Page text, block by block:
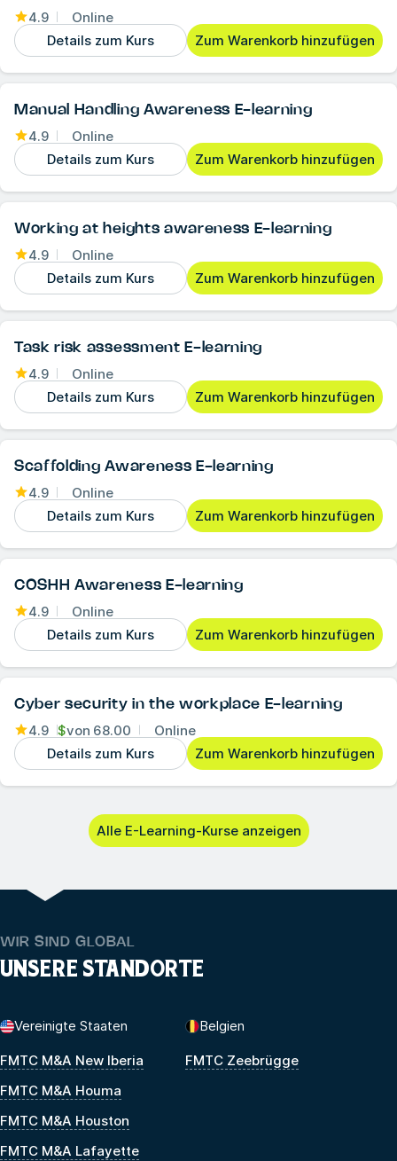
4.9
Online
Details zum Kurs
Zum Warenkorb hinzufügen
Manual Handling Awareness E-learning
4.9
Online
Details zum Kurs
Zum Warenkorb hinzufügen
Working at heights awareness E-learning
4.9
Online
Details zum Kurs
Zum Warenkorb hinzufügen
Task risk assessment E-learning
4.9
Online
Details zum Kurs
Zum Warenkorb hinzufügen
Scaffolding Awareness E-learning
4.9
Online
Details zum Kurs
Zum Warenkorb hinzufügen
COSHH Awareness E-learning
4.9
Online
Details zum Kurs
Zum Warenkorb hinzufügen
Cyber security in the workplace E-learning
4.9 $von 68.00
Online
Details zum Kurs
Zum Warenkorb hinzufügen
Alle E-Learning-Kurse anzeigen
WIR SIND GLOBAL
UNSERE STANDORTE
Vereinigte Staaten
FMTC M&A New Iberia
FMTC M&A Houma
FMTC M&A Houston
FMTC M&A Lafayette
Belgien
FMTC Zeebrügge